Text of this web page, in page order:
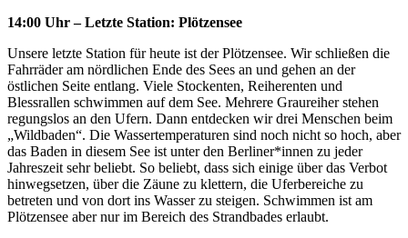
14:00 Uhr – Letzte Station: Plötzensee
Unsere letzte Station für heute ist der Plötzensee. Wir schließen die
Fahrräder am nördlichen Ende des Sees an und gehen an der
östlichen Seite entlang. Viele Stockenten, Reiherenten und
Blessrallen schwimmen auf dem See. Mehrere Graureiher stehen
regungslos an den Ufern. Dann entdecken wir drei Menschen beim
„Wildbaden“. Die Wassertemperaturen sind noch nicht so hoch, aber
das Baden in diesem See ist unter den Berliner*innen zu jeder
Jahreszeit sehr beliebt. So beliebt, dass sich einige über das Verbot
hinwegsetzen, über die Zäune zu klettern, die Uferbereiche zu
betreten und von dort ins Wasser zu steigen. Schwimmen ist am
Plötzensee aber nur im Bereich des Strandbades erlaubt.